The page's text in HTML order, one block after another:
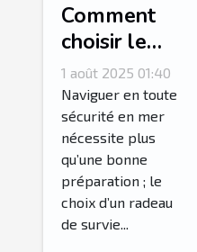
Comment
choisir le
bon radeau
de survie
pour votre
équipage ?
1 août 2025 01:40
Naviguer en toute
sécurité en mer
nécessite plus
qu’une bonne
préparation ; le
choix d’un radeau
de survie...